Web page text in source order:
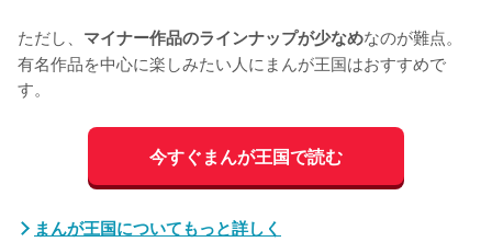
ただし、 マイナー作品のラインナップが少なめなのが難点。
有名作品を中心に楽しみたい人にまんが王国はおすすめで
す。
今すぐまんが王国で読む
まんが王国についてもっと詳しく